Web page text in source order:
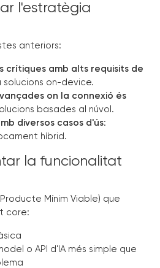
l'estratègia
anteriors:
crítiques amb alts requisits de
solucions on-device.
on la connexió és
basades al núvol.
diversos casos d'ús:
híbrid.
la funcionalitat
Mínim Viable) que
core:
o API d'IA més simple que